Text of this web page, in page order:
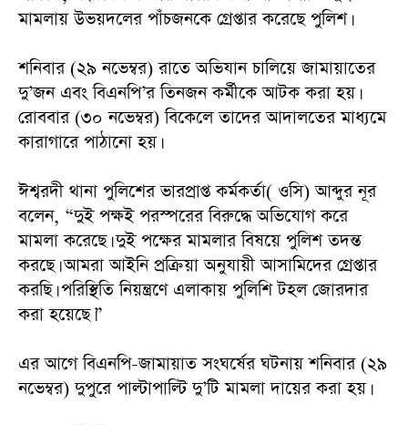
মামলায় উভয়দলের পাঁচজনকে গ্রেপ্তার করেছে পুলিশ।
‎শনিবার (২৯ নভেম্বর) রাতে অভিযান চালিয়ে জামায়াতের
দু’জন এবং বিএনপি’র তিনজন কর্মীকে আটক করা হয়।
রোববার (৩০ নভেম্বর) বিকেলে তাদের আদালতের মাধ্যমে
কারাগারে পাঠানো হয়।
‎ঈশ্বরদী থানা পুলিশের ভারপ্রাপ্ত কর্মকর্তা( ওসি) আব্দুর নূর
বলেন, “দুই পক্ষই পরস্পরের বিরুদ্ধে অভিযোগ করে
মামলা করেছে। দুই পক্ষের মামলার বিষয়ে পুলিশ তদন্ত
করছে। আমরা আইনি প্রক্রিয়া অনুযায়ী আসামিদের গ্রেপ্তার
করছি। পরিস্থিতি নিয়ন্ত্রণে এলাকায় পুলিশি টহল জোরদার
করা হয়েছে।”
‎এর আগে বিএনপি-জামায়াত সংঘর্ষের ঘটনায় শনিবার (২৯
নভেম্বর) দুপুরে পাল্টাপাল্টি দু’টি মামলা দায়ের করা হয়।